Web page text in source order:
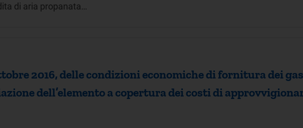
di aria propanata…
2016, delle condizioni economiche di fornitura dei
dell’elemento a copertura dei costi di